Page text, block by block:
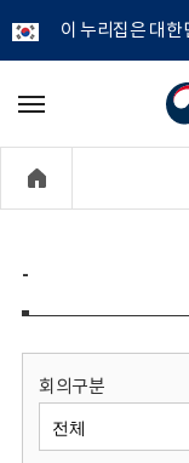
이 누리집은 대
메
기
-
회의구분